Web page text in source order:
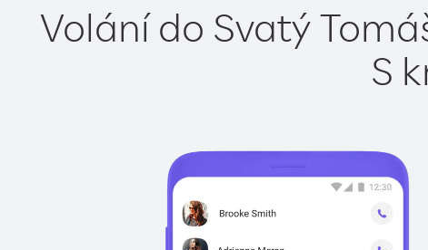
Volání do Svatý
S